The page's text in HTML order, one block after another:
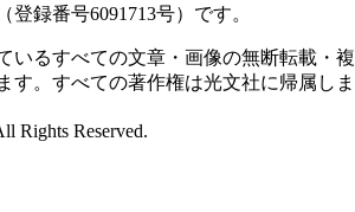
登録番号6091713号）です。
いるすべての文章・画像の無断転載・複
す。すべての著作権は光文社に帰属しま
Rights Reserved.